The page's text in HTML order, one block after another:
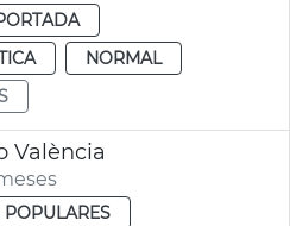
NORMAL
València
POPULARES